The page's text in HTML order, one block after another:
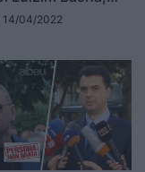
copash për të
14/04/2022